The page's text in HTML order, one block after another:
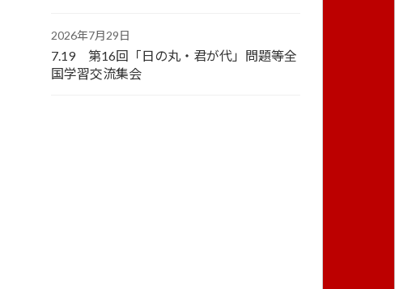
2026年7月29日
7.19 第16回「日の丸・君が代」問題等全
国学習交流集会